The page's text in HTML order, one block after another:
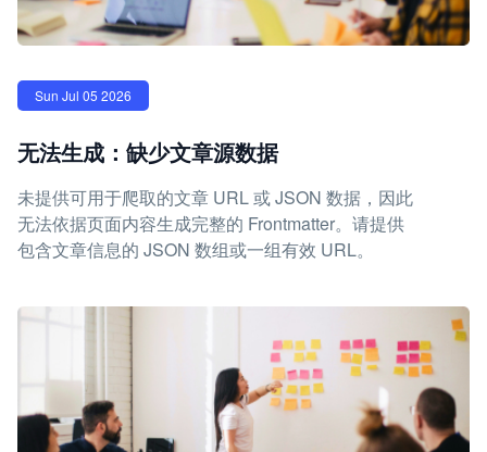
Sun Jul 05 2026
无法生成：缺少文章源数据
未提供可用于爬取的文章 URL 或 JSON 数据，因此
无法依据页面内容生成完整的 Frontmatter。请提供
包含文章信息的 JSON 数组或一组有效 URL。